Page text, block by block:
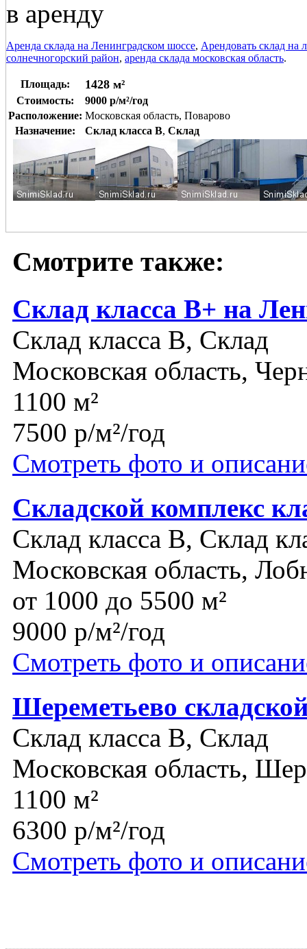
в аренду
Аренда склада на Ленинградском шоссе, Арендовать склад на
солнечногорский район, аренда склада московская область.
Площадь: 1428 м²
Стоимость:
9000 р/м²/год
Расположение: Московская область, Поварово
Назначение:
Склад класса B, Склад
Смотрите также:
Склад класса В+ на
Склад класса B, Склад
Московская область,
1100 м²
7500 р/м²/год
Смотреть фото и
Складской комплекс
Склад класса B, Склад
Московская область,
от 1000 до 5500 м²
9000 р/м²/год
Смотреть фото и
Шереметьево
Склад класса B, Склад
Московская область,
1100 м²
6300 р/м²/год
Смотреть фото и